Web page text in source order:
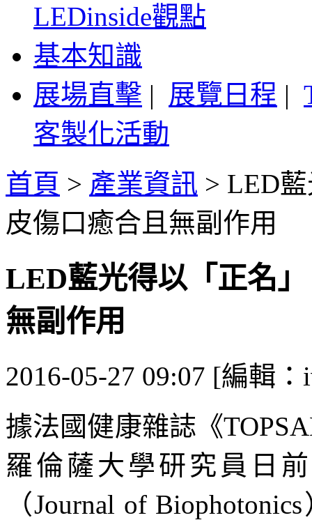
LEDinside觀點
基本知識
展場直擊 | 展覽日程 |
客製化活動
首頁 > 產業資訊 > LED
皮傷口癒合且無副作用
LED藍光得以「正名
無副作用
2016-05-27 09:07 [編輯：
據法國健康雜誌《
羅倫薩大學研究員日
（Journal of